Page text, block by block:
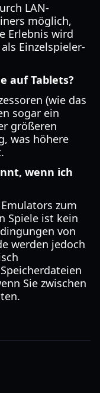
LAN-
möglich,
Erlebnis wird
Einzelspieler-
auf Tablets?
(wie das
sogar ein
größeren
was höhere
wenn ich
zum
Spiele ist kein
von
werden jedoch
Sie zwischen